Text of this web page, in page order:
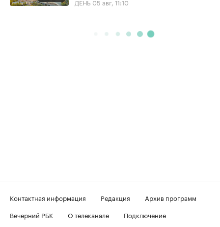
Контактная информация Редакция
Архив программ
Вечерний РБК
О телеканале
Подключение